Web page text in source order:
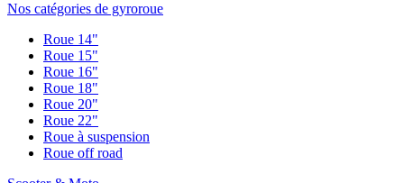
Nos catégories de gyroroue
Roue 14"
Roue 15"
Roue 16"
Roue 18"
Roue 20"
Roue 22"
Roue à suspension
Roue off road